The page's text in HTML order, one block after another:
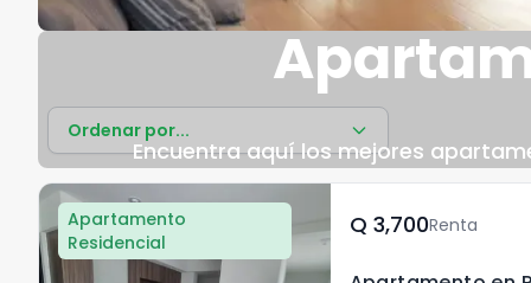
Encuentra aquí los mejores
Ordenar por...
Apartamento
Residencial
Q	3,700Renta